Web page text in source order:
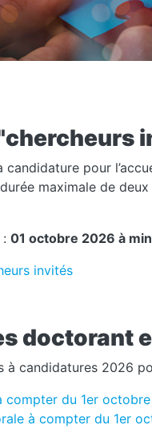
pour
maximale de
01 octobre 2026 à
invités
doctorant
à candidatures 2026
compter du 1er
à compter du 1er